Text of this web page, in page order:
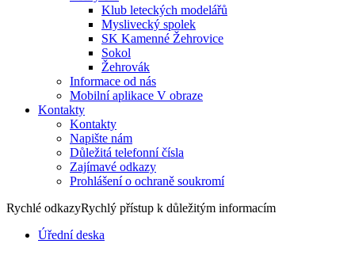
Klub leteckých modelářů
Myslivecký spolek
SK Kamenné Žehrovice
Sokol
Žehrovák
Informace od nás
Mobilní aplikace V obraze
Kontakty
Kontakty
Napište nám
Důležitá telefonní čísla
Zajímavé odkazy
Prohlášení o ochraně soukromí
Rychlé odkazyRychlý přístup k důležitým informacím
Úřední deska